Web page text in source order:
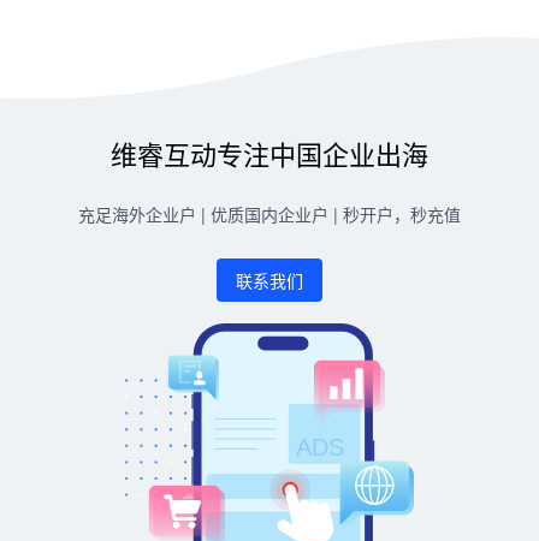
维睿互动专注中国企业出海
充足海外企业户 | 优质国内企业户 | 秒开户，秒充值
联系我们